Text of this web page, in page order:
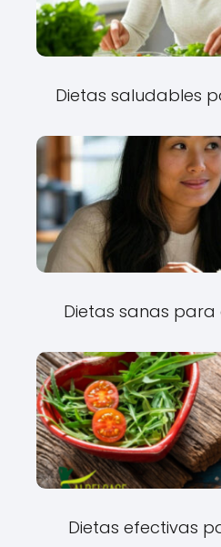
Dietas saludables
Dietas sanas para
Dietas efectivas